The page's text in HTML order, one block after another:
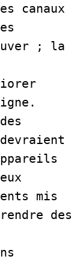
canaux
; la
mis
des